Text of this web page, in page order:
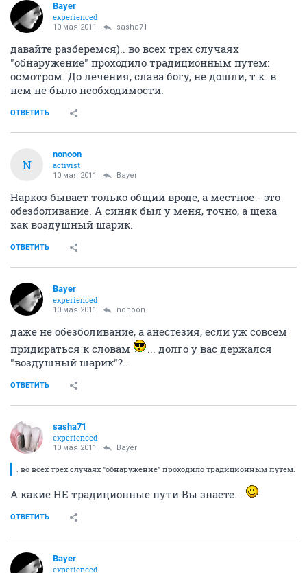
Bayer
experienced
10 мая 2011 sasha71
давайте разберемся).. во всех трех случаях
"обнаружение" проходило традиционным путем:
осмотром. До лечения, слава богу, не дошли, т.к. в
нем не было необходимости.
ОТВЕТИТЬ
N
nonoon
activist
10 мая 2011 Bayer
Наркоз бывает только общий вроде, а местное - это
обезболивание. А синяк был у меня, точно, а щека
как воздушный шарик.
ОТВЕТИТЬ
Bayer
experienced
10 мая 2011 nonoon
даже не обезболивание, а анестезия, если уж совсем
придираться к словам
... долго у вас держался
"воздушный шарик"?..
ОТВЕТИТЬ
sasha71
experienced
10 мая 2011 Bayer
. во всех трех случаях "обнаружение" проходило традиционным путем.
А какие НЕ традиционные пути Вы знаете...
ОТВЕТИТЬ
Bayer
experienced